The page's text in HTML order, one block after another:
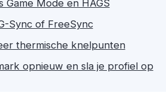
Game Mode en HAGS
Sync of FreeSync
thermische knelpunten
opnieuw en sla je profiel op